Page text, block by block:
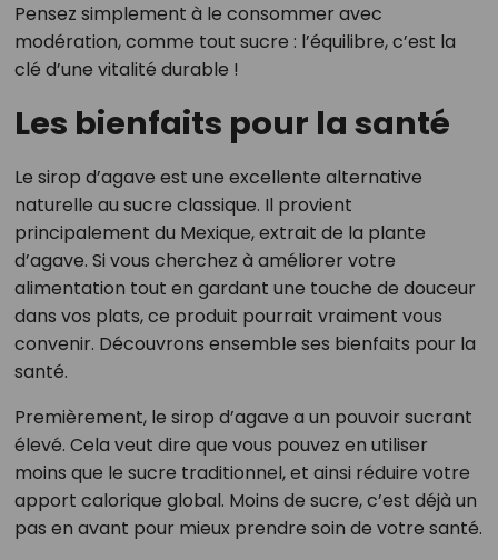
Pensez simplement à le consommer avec
modération, comme tout sucre : l’équilibre, c’est la
clé d’une vitalité durable !
Les bienfaits pour la santé
Le sirop d’agave est une excellente alternative
naturelle au sucre classique. Il provient
principalement du Mexique, extrait de la plante
d’agave. Si vous cherchez à améliorer votre
alimentation tout en gardant une touche de douceur
dans vos plats, ce produit pourrait vraiment vous
convenir. Découvrons ensemble ses bienfaits pour la
santé.
Premièrement, le sirop d’agave a un pouvoir sucrant
élevé. Cela veut dire que vous pouvez en utiliser
moins que le sucre traditionnel, et ainsi réduire votre
apport calorique global. Moins de sucre, c’est déjà un
pas en avant pour mieux prendre soin de votre santé.